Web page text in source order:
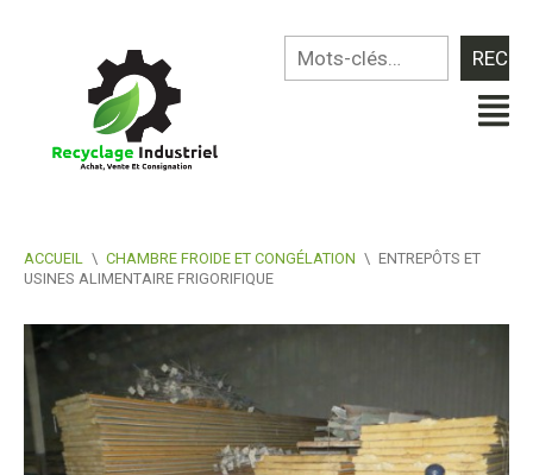
ACCUEIL \ CHAMBRE FROIDE ET CONGÉLATION \ ENTREPÔTS ET
USINES ALIMENTAIRE FRIGORIFIQUE